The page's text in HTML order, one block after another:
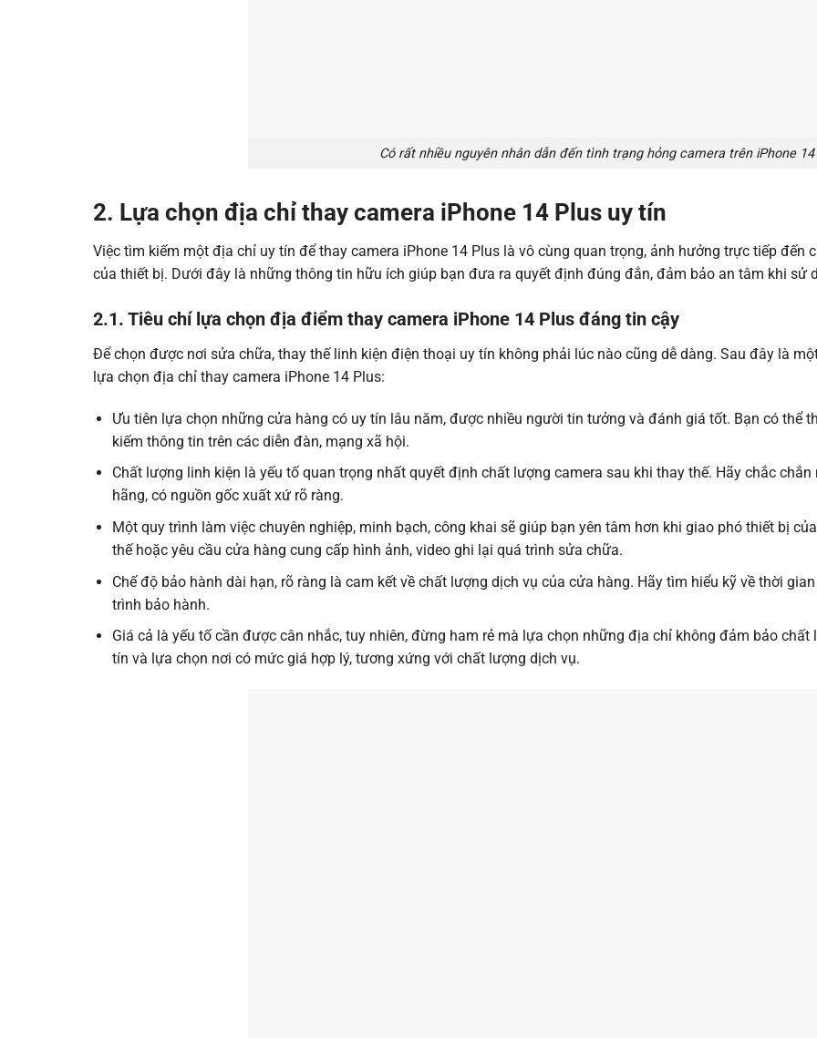
Có rất nhiều nguyên nhân dẫn đến tình trạng hỏng camera trên iPhone 14
2. Lựa chọn địa chỉ thay camera iPhone 14 Plus uy tín
Việc tìm kiếm một địa chỉ uy tín để thay camera iPhone 14 Plus là vô cùng quan trọng, ảnh hưởng trực tiếp đến
của thiết bị. Dưới đây là những thông tin hữu ích giúp bạn đưa ra quyết định đúng đắn, đảm bảo an tâm khi sử
2.1. Tiêu chí lựa chọn địa điểm thay camera iPhone 14 Plus đáng tin cậy
Để chọn được nơi sửa chữa, thay thế linh kiện điện thoại uy tín không phải lúc nào cũng dễ dàng. Sau đây là
lựa chọn địa chỉ thay camera iPhone 14 Plus:
Ưu tiên lựa chọn những cửa hàng có uy tín lâu năm, được nhiều người tin tưởng và đánh giá tốt. Bạn có thể
kiếm thông tin trên các diễn đàn, mạng xã hội.
Chất lượng linh kiện là yếu tố quan trọng nhất quyết định chất lượng camera sau khi thay thế. Hãy chắc
hãng, có nguồn gốc xuất xứ rõ ràng.
Một quy trình làm việc chuyên nghiệp, minh bạch, công khai sẽ giúp bạn yên tâm hơn khi giao phó thiết bị
thế hoặc yêu cầu cửa hàng cung cấp hình ảnh, video ghi lại quá trình sửa chữa.
Chế độ bảo hành dài hạn, rõ ràng là cam kết về chất lượng dịch vụ của cửa hàng. Hãy tìm hiểu kỹ về thời
trình bảo hành.
Giá cả là yếu tố cần được cân nhắc, tuy nhiên, đừng ham rẻ mà lựa chọn những địa chỉ không đảm bảo
tín và lựa chọn nơi có mức giá hợp lý, tương xứng với chất lượng dịch vụ.